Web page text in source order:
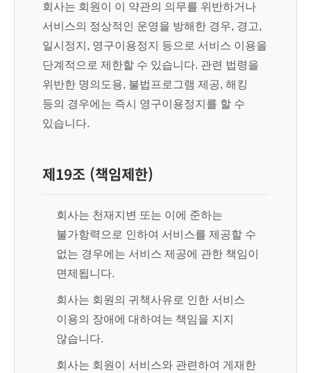
회사는 회원이 이 약관의 의무를 위반하거나
서비스의 정상적인 운영을 방해한 경우, 경고,
일시정지, 영구이용정지 등으로 서비스 이용을
단계적으로 제한할 수 있습니다. 관련 법령을
위반한 명의도용, 불법프로그램 제공, 해킹
등의 경우에는 즉시 영구이용정지를 할 수
있습니다.
제19조 (책임제한)
회사는 천재지변 또는 이에 준하는
불가항력으로 인하여 서비스를 제공할 수
없는 경우에는 서비스 제공에 관한 책임이
면제됩니다.
회사는 회원의 귀책사유로 인한 서비스
이용의 장애에 대하여는 책임을 지지
않습니다.
회사는 회원이 서비스와 관련하여 게재한